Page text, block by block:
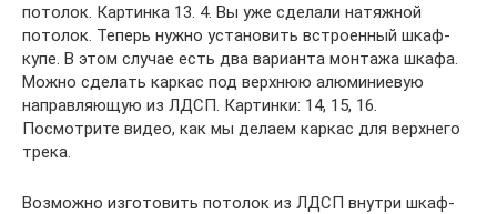
потолок. Картинка 13. 4. Вы уже сделали натяжной
потолок. Теперь нужно установить встроенный шкаф-
купе. В этом случае есть два варианта монтажа шкафа.
Можно сделать каркас под верхнюю алюминиевую
направляющую из ЛДСП. Картинки: 14, 15, 16.
Посмотрите видео, как мы делаем каркас для верхнего
трека.
Возможно изготовить потолок из ЛДСП внутри шкаф-